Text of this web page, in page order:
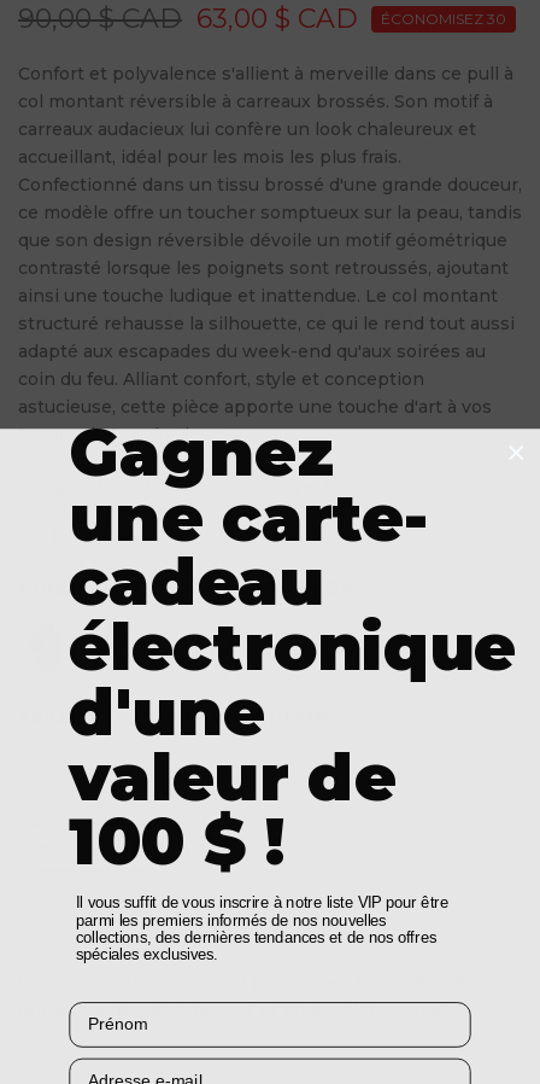
90,00 $ CAD 63,00 $ CAD ÉCONOMISEZ 30
Confort et polyvalence s'allient à merveille dans ce pull à
col montant réversible à carreaux brossés. Son motif à
carreaux audacieux lui confère un look chaleureux et
accueillant, idéal pour les mois les plus frais.
Confectionné dans un tissu brossé d'une grande douceur,
ce modèle offre un toucher somptueux sur la peau, tandis
que son design réversible dévoile un motif géométrique
contrasté lorsque les poignets sont retroussés, ajoutant
ainsi une touche ludique et inattendue. Le col montant
structuré rehausse la silhouette, ce qui le rend tout aussi
adapté aux escapades du week-end qu'aux soirées au
coin du feu. Alliant confort, style et conception
astucieuse, cette pièce apporte une touche d'art à vos
tenues de tous les jours.
Composition du tissu
Modèle : TT11927
COULEUR :CHOISISSEZ UNE OPTION
TAILLE : CHOISISSEZ UNE OPTION
S M L XL XXL
AJOUTER AU PANIER
entreMonday, 10th August
Gagnez
une carte-
cadeau
électronique
d'une
valeur de
100 $ !
Il vous suffit de vous inscrire à notre liste VIP pour être
parmi les premiers informés de nos nouvelles
collections, des dernières tendances et de nos offres
spéciales exclusives.
Prénom
Courriel